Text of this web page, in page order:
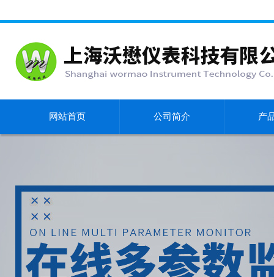
网站首页 公司简介 产